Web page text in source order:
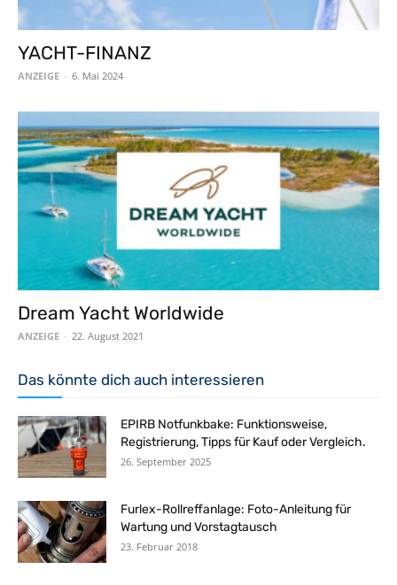
YACHT-FINANZ
ANZEIGE - 6. Mai 2024
Dream Yacht Worldwide
ANZEIGE - 22. August 2021
Das könnte dich auch interessieren
EPIRB Notfunkbake: Funktionsweise,
Registrierung, Tipps für Kauf oder Vergleich.
26. September 2025
Furlex-Rollreffanlage: Foto-Anleitung für
Wartung und Vorstagtausch
23. Februar 2018